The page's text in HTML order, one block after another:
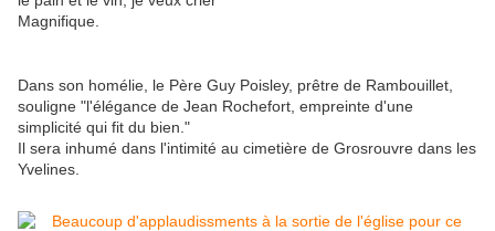
Magnifique.
Dans son homélie, le Père Guy Poisley, prêtre de Rambouillet,
souligne "l'élégance de Jean Rochefort, empreinte d'une
simplicité qui fit du bien."
Il sera inhumé dans l'intimité au cimetière de Grosrouvre dans les
Yvelines.